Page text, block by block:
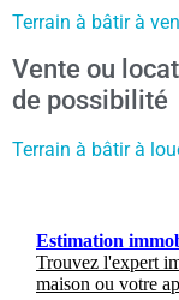
Terrain à bâtir à
Vente ou
de possibilité
Terrain à bâtir à